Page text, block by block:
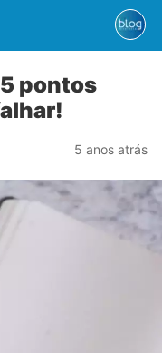
pontos
5 anos atrás